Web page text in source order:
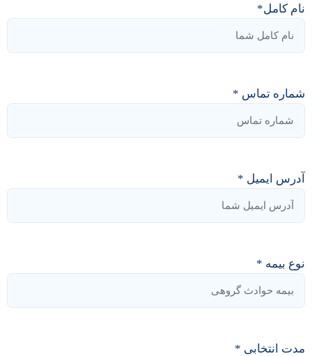
نام کامل*
شماره تماس *
آدرس ایمیل *
نوع بیمه *
مدت انتخابی *